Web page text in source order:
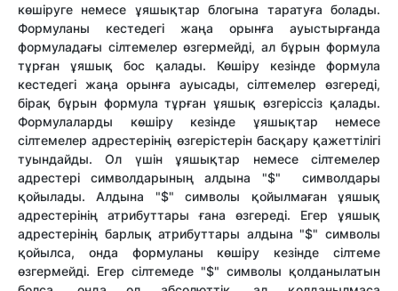
көшіруге немесе ұяшықтар блогына таратуға болады.
Формуланы кестедегі жаңа орынға ауыстырғанда
формуладағы сілтемелер өзгермейді, ал бұрын формула
тұрған ұяшық бос қалады. Көшіру кезінде формула
кестедегі жаңа орынға ауысады, сілтемелер өзгереді,
бірақ бұрын формула тұрған ұяшық өзгеріссіз қалады.
Формулаларды көшіру кезінде ұяшықтар немесе
сілтемелер адрестерінің өзгерістерін басқару қажеттілігі
туындайды. Ол үшін ұяшықтар немесе сілтемелер
адрестері символдарының алдына "$" символдары
қойылады. Алдына "$" символы қойылмаған ұяшық
адрестерінің атрибуттары ғана өзгереді. Егер ұяшық
адрестерінің барлық атрибуттары алдына "$" символы
қойылса, онда формуланы көшіру кезінде сілтеме
өзгермейді. Егер сілтемеде "$" символы қолданылатын